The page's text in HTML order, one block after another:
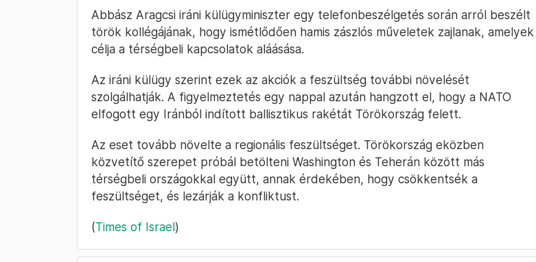
Abbász Aragcsi iráni külügyminiszter egy telefonbeszélgetés során arról beszélt
török kollégájának, hogy ismétlődően hamis zászlós műveletek zajlanak, amelyek
célja a térségbeli kapcsolatok aláásása.
Az iráni külügy szerint ezek az akciók a feszültség további növelését
szolgálhatják. A figyelmeztetés egy nappal azután hangzott el, hogy a NATO
elfogott egy Iránból indított ballisztikus rakétát Törökország felett.
Az eset tovább növelte a regionális feszültséget. Törökország eközben
közvetítő szerepet próbál betölteni Washington és Teherán között más
térségbeli országokkal együtt, annak érdekében, hogy csökkentsék a
feszültséget, és lezárják a konfliktust.
(Times of Israel)